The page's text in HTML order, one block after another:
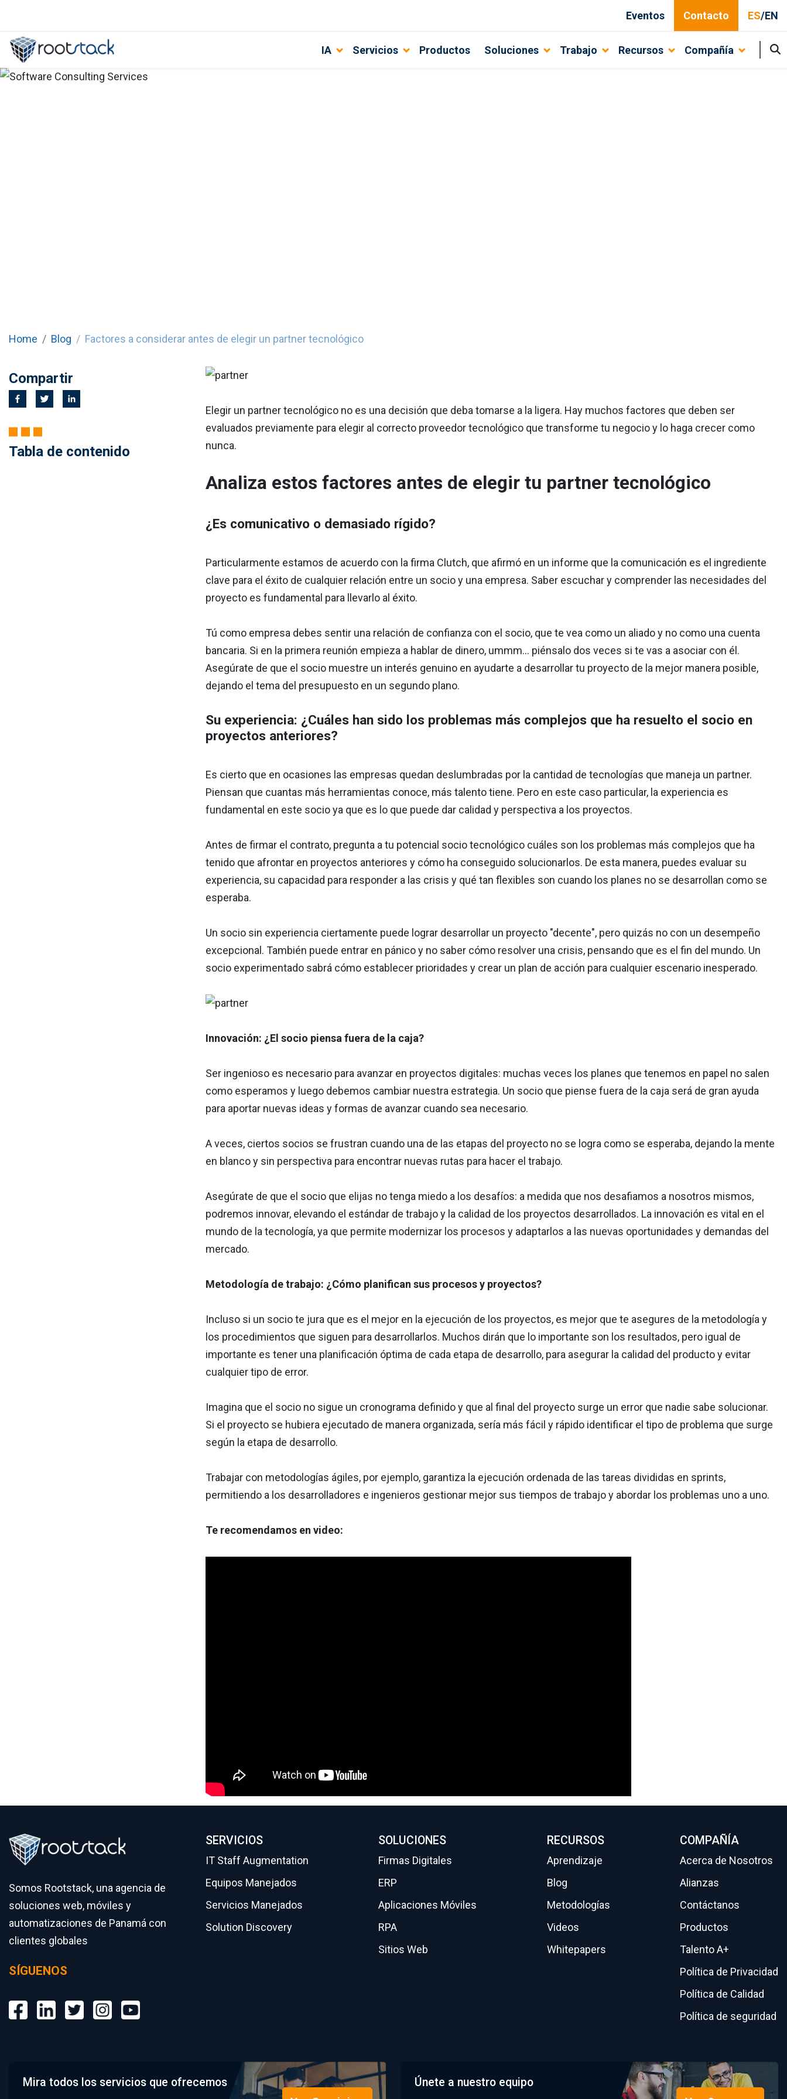
Eventos Contacto ES/EN
IA Servicios Productos Soluciones Trabajo Recursos Compañía
Home Blog Factores a considerar antes de elegir un partner tecnológico
Compartir
Tabla de contenido
Elegir un partner tecnológico no es una decisión que deba tomarse a la ligera. Hay muchos factores que deben ser
evaluados previamente para elegir al correcto proveedor tecnológico que transforme tu negocio y lo haga crecer como
nunca.
Analiza estos factores antes de elegir tu partner tecnológico
¿Es comunicativo o demasiado rígido?
Particularmente estamos de acuerdo con la firma Clutch, que afirmó en un informe que la comunicación es el ingrediente
clave para el éxito de cualquier relación entre un socio y una empresa. Saber escuchar y comprender las necesidades del
proyecto es fundamental para llevarlo al éxito.
Tú como empresa debes sentir una relación de confianza con el socio, que te vea como un aliado y no como una cuenta
bancaria. Si en la primera reunión empieza a hablar de dinero, ummm... piénsalo dos veces si te vas a asociar con él.
Asegúrate de que el socio muestre un interés genuino en ayudarte a desarrollar tu proyecto de la mejor manera posible,
dejando el tema del presupuesto en un segundo plano.
Su experiencia: ¿Cuáles han sido los problemas más complejos que ha resuelto el socio en
proyectos anteriores?
Es cierto que en ocasiones las empresas quedan deslumbradas por la cantidad de tecnologías que maneja un partner.
Piensan que cuantas más herramientas conoce, más talento tiene. Pero en este caso particular, la experiencia es
fundamental en este socio ya que es lo que puede dar calidad y perspectiva a los proyectos.
Antes de firmar el contrato, pregunta a tu potencial socio tecnológico cuáles son los problemas más complejos que ha
tenido que afrontar en proyectos anteriores y cómo ha conseguido solucionarlos. De esta manera, puedes evaluar su
experiencia, su capacidad para responder a las crisis y qué tan flexibles son cuando los planes no se desarrollan como se
esperaba.
Un socio sin experiencia ciertamente puede lograr desarrollar un proyecto "decente", pero quizás no con un desempeño
excepcional. También puede entrar en pánico y no saber cómo resolver una crisis, pensando que es el fin del mundo. Un
socio experimentado sabrá cómo establecer prioridades y crear un plan de acción para cualquier escenario inesperado.
Innovación: ¿El socio piensa fuera de la caja?
Ser ingenioso es necesario para avanzar en proyectos digitales: muchas veces los planes que tenemos en papel no salen
como esperamos y luego debemos cambiar nuestra estrategia. Un socio que piense fuera de la caja será de gran ayuda
para aportar nuevas ideas y formas de avanzar cuando sea necesario.
A veces, ciertos socios se frustran cuando una de las etapas del proyecto no se logra como se esperaba, dejando la mente
en blanco y sin perspectiva para encontrar nuevas rutas para hacer el trabajo.
Asegúrate de que el socio que elijas no tenga miedo a los desafíos: a medida que nos desafiamos a nosotros mismos,
podremos innovar, elevando el estándar de trabajo y la calidad de los proyectos desarrollados. La innovación es vital en el
mundo de la tecnología, ya que permite modernizar los procesos y adaptarlos a las nuevas oportunidades y demandas del
mercado.
Metodología de trabajo: ¿Cómo planifican sus procesos y proyectos?
Incluso si un socio te jura que es el mejor en la ejecución de los proyectos, es mejor que te asegures de la metodología y
los procedimientos que siguen para desarrollarlos. Muchos dirán que lo importante son los resultados, pero igual de
importante es tener una planificación óptima de cada etapa de desarrollo, para asegurar la calidad del producto y evitar
cualquier tipo de error.
Imagina que el socio no sigue un cronograma definido y que al final del proyecto surge un error que nadie sabe solucionar.
Si el proyecto se hubiera ejecutado de manera organizada, sería más fácil y rápido identificar el tipo de problema que surge
según la etapa de desarrollo.
Trabajar con metodologías ágiles, por ejemplo, garantiza la ejecución ordenada de las tareas divididas en sprints,
permitiendo a los desarrolladores e ingenieros gestionar mejor sus tiempos de trabajo y abordar los problemas uno a uno.
Te recomendamos en video:
Somos Rootstack, una agencia de
soluciones web, móviles y
automatizaciones de Panamá con
clientes globales
SÍGUENOS
SERVICIOS
IT Staff Augmentation
Equipos Manejados
Servicios Manejados
Solution Discovery
SOLUCIONES
Firmas Digitales
ERP
Aplicaciones Móviles
RPA
Sitios Web
RECURSOS
Aprendizaje
Blog
Metodologías
Videos
Whitepapers
COMPAÑÍA
Acerca de Nosotros
Alianzas
Contáctanos
Productos
Talento A+
Política de Privacidad
Política de Calidad
Política de seguridad
Mira todos los servicios que ofrecemos Únete a nuestro equipo